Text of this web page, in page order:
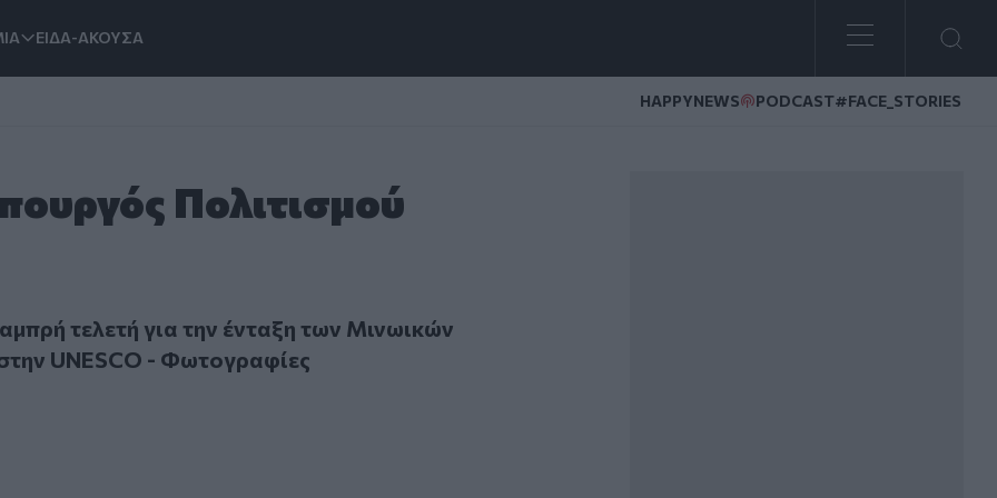
ΕΙΔΑ-ΑΚΟΥΣΑ
HAPPYNEWS PODCAST#FACE_STORIES
Πολιτισμού
τελετή για την ένταξη των Μινωικών Ανακτόρων στην UNESCO - Φωτογραφίες
τελετή για την ένταξη των Μινωικών
UNESCO - Φωτογραφίες